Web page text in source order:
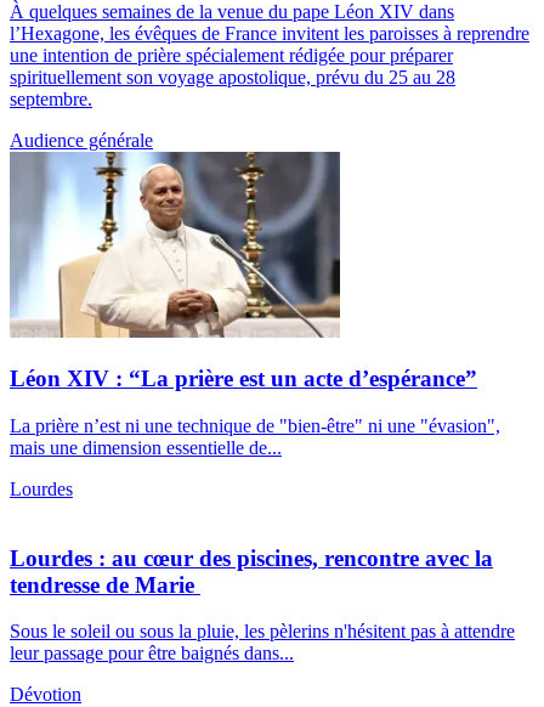
À quelques semaines de la venue du pape Léon XIV dans
l’Hexagone, les évêques de France invitent les paroisses à reprendre
une intention de prière spécialement rédigée pour préparer
spirituellement son voyage apostolique, prévu du 25 au 28
septembre.
Audience générale
Léon XIV : “La prière est un acte d’espérance”
La prière n’est ni une technique de "bien-être" ni une "évasion",
mais une dimension essentielle de...
Lourdes
Lourdes : au cœur des piscines, rencontre avec la
tendresse de Marie
Sous le soleil ou sous la pluie, les pèlerins n'hésitent pas à attendre
leur passage pour être baignés dans...
Dévotion